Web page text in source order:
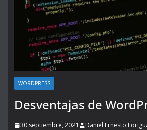
WORDPRESS
Desventajas de
30 septiembre, 2021
Daniel Ernesto